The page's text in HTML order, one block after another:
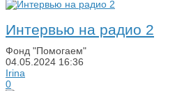
Интервью на радио 2
Фонд "Помогаем"
04.05.2024 16:36
Irina
0